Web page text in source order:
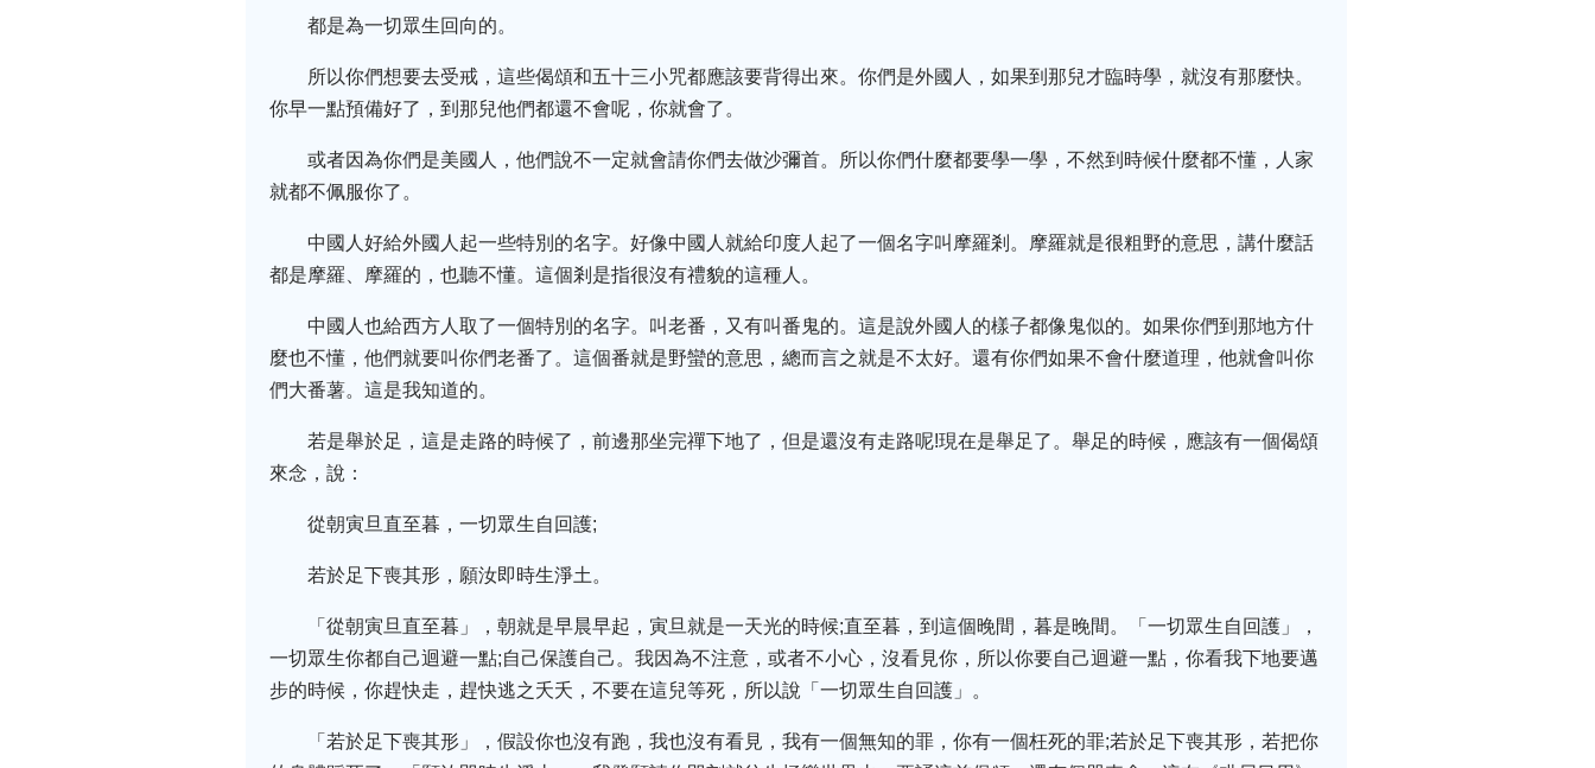
都是為一切眾生回向的。
所以你們想要去受戒，這些偈頌和五十三小咒都應該要背得出來。你們是外國人，如果到那兒才臨時學，就沒有那麼快。
你早一點預備好了，到那兒他們都還不會呢，你就會了。
或者因為你們是美國人，他們說不一定就會請你們去做沙彌首。所以你們什麼都要學一學，不然到時候什麼都不懂，人家
就都不佩服你了。
中國人好給外國人起一些特別的名字。好像中國人就給印度人起了一個名字叫摩羅剎。摩羅就是很粗野的意思，講什麼話
都是摩羅、摩羅的，也聽不懂。這個剎是指很沒有禮貌的這種人。
中國人也給西方人取了一個特別的名字。叫老番，又有叫番鬼的。這是說外國人的樣子都像鬼似的。如果你們到那地方什
麼也不懂，他們就要叫你們老番了。這個番就是野蠻的意思，總而言之就是不太好。還有你們如果不會什麼道理，他就會叫你
們大番薯。這是我知道的。
若是舉於足，這是走路的時候了，前邊那坐完禪下地了，但是還沒有走路呢!現在是舉足了。舉足的時候，應該有一個偈頌
來念，說：
從朝寅旦直至暮，一切眾生自回護;
若於足下喪其形，願汝即時生淨土。
「從朝寅旦直至暮」，朝就是早晨早起，寅旦就是一天光的時候;直至暮，到這個晚間，暮是晚間。「一切眾生自回護」，
一切眾生你都自己迴避一點;自己保護自己。我因為不注意，或者不小心，沒看見你，所以你要自己迴避一點，你看我下地要邁
步的時候，你趕快走，趕快逃之夭夭，不要在這兒等死，所以說「一切眾生自回護」。
「若於足下喪其形」，假設你也沒有跑，我也沒有看見，我有一個無知的罪，你有一個枉死的罪;若於足下喪其形，若把你